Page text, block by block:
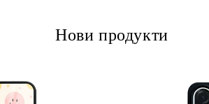
Нови продукти